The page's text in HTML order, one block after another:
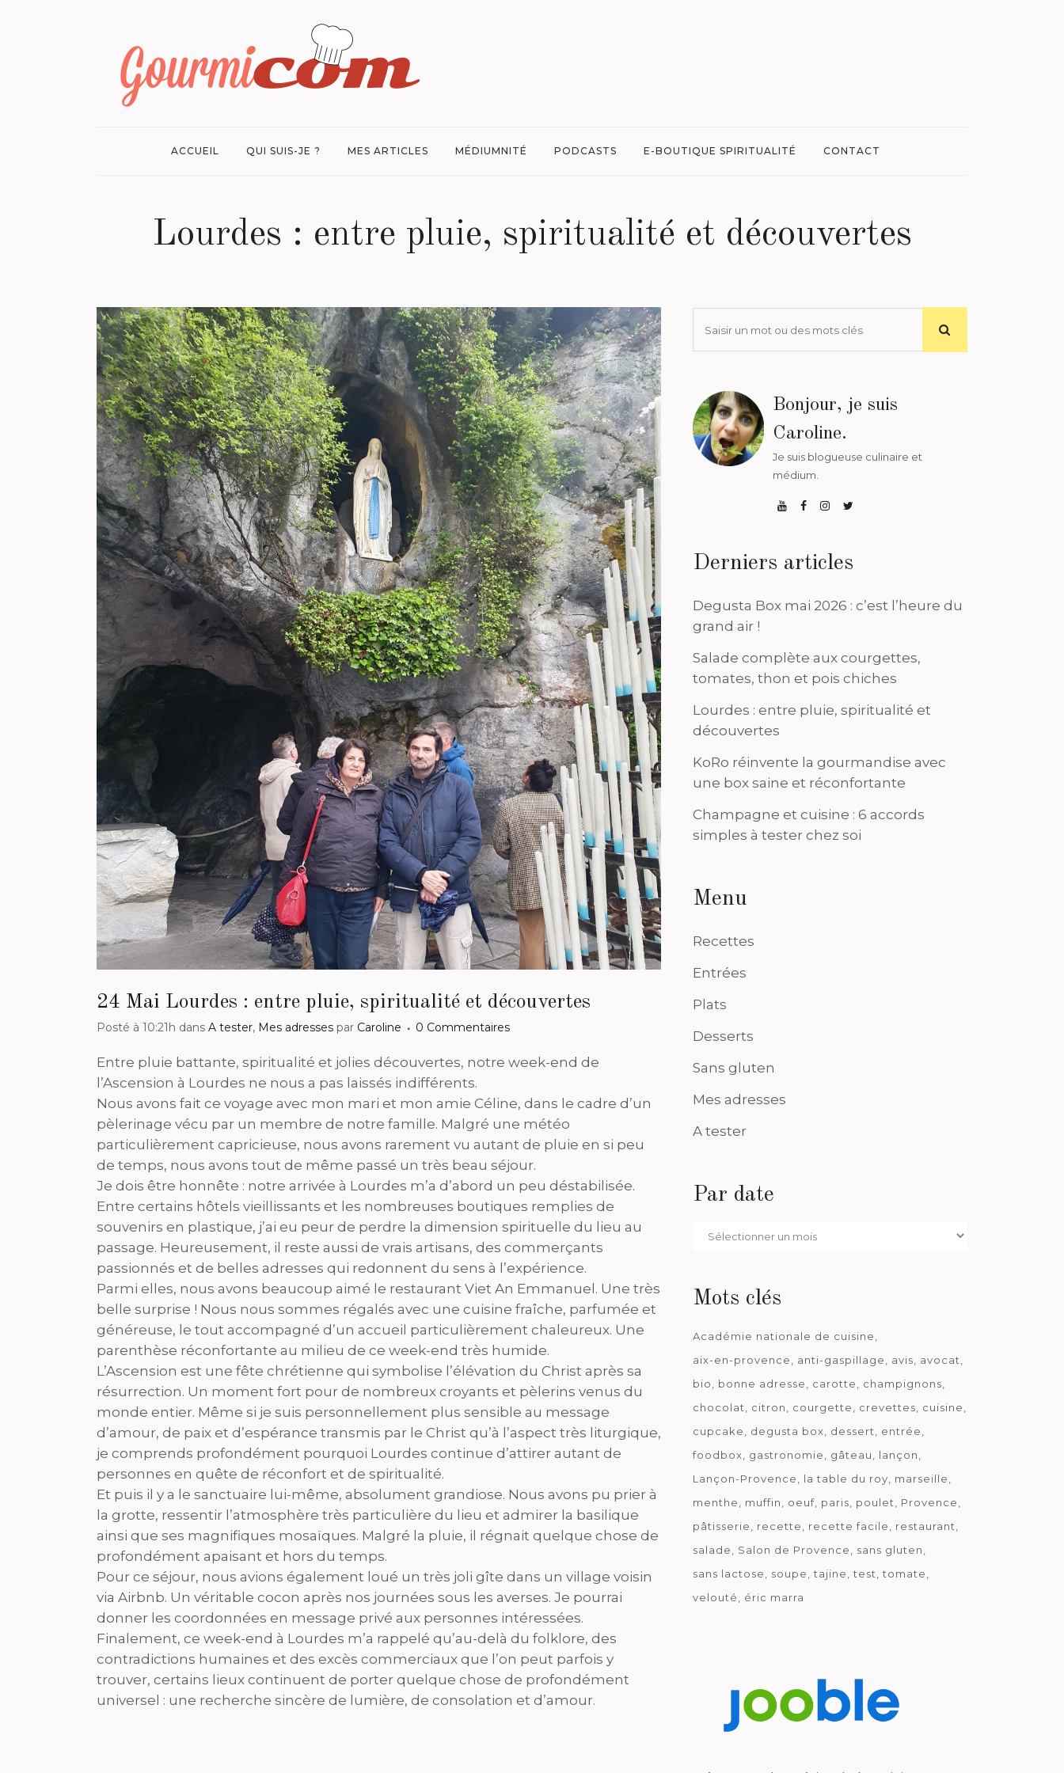
ACCUEIL QUI SUIS-JE ? MES ARTICLES MÉDIUMNITÉ PODCASTS E-BOUTIQUE SPIRITUALITÉ CONTACT
Lourdes : entre pluie, spiritualité et découvertes
24 Mai Lourdes : entre pluie, spiritualité et découvertes
Posté à 10:21h dans A tester, Mes adresses par Caroline 0 Commentaires
Entre pluie battante, spiritualité et jolies découvertes, notre week-end de
l’Ascension à Lourdes ne nous a pas laissés indifférents.
Nous avons fait ce voyage avec mon mari et mon amie Céline, dans le cadre d’un
pèlerinage vécu par un membre de notre famille. Malgré une météo
particulièrement capricieuse, nous avons rarement vu autant de pluie en si peu
de temps, nous avons tout de même passé un très beau séjour.
Je dois être honnête : notre arrivée à Lourdes m’a d’abord un peu déstabilisée.
Entre certains hôtels vieillissants et les nombreuses boutiques remplies de
souvenirs en plastique, j’ai eu peur de perdre la dimension spirituelle du lieu au
passage. Heureusement, il reste aussi de vrais artisans, des commerçants
passionnés et de belles adresses qui redonnent du sens à l’expérience.
Parmi elles, nous avons beaucoup aimé le restaurant Viet An Emmanuel. Une très
belle surprise ! Nous nous sommes régalés avec une cuisine fraîche, parfumée et
généreuse, le tout accompagné d’un accueil particulièrement chaleureux. Une
parenthèse réconfortante au milieu de ce week-end très humide.
L’Ascension est une fête chrétienne qui symbolise l’élévation du Christ après sa
résurrection. Un moment fort pour de nombreux croyants et pèlerins venus du
monde entier. Même si je suis personnellement plus sensible au message
d’amour, de paix et d’espérance transmis par le Christ qu’à l’aspect très liturgique,
je comprends profondément pourquoi Lourdes continue d’attirer autant de
personnes en quête de réconfort et de spiritualité.
Et puis il y a le sanctuaire lui-même, absolument grandiose. Nous avons pu prier à
la grotte, ressentir l’atmosphère très particulière du lieu et admirer la basilique
ainsi que ses magnifiques mosaïques. Malgré la pluie, il régnait quelque chose de
profondément apaisant et hors du temps.
Pour ce séjour, nous avions également loué un très joli gîte dans un village voisin
via Airbnb. Un véritable cocon après nos journées sous les averses. Je pourrai
donner les coordonnées en message privé aux personnes intéressées.
Finalement, ce week-end à Lourdes m’a rappelé qu’au-delà du folklore, des
contradictions humaines et des excès commerciaux que l’on peut parfois y
trouver, certains lieux continuent de porter quelque chose de profondément
universel : une recherche sincère de lumière, de consolation et d’amour.
Bonjour, je suis
Caroline.
Je suis blogueuse culinaire et
médium.
Derniers articles
Degusta Box mai 2026 : c’est l’heure du
grand air !
Salade complète aux courgettes,
tomates, thon et pois chiches
Lourdes : entre pluie, spiritualité et
découvertes
KoRo réinvente la gourmandise avec
une box saine et réconfortante
Champagne et cuisine : 6 accords
simples à tester chez soi
Menu
Recettes
Entrées
Plats
Desserts
Sans gluten
Mes adresses
A tester
Par date
Par
Mots clés
Académie nationale de cuisine
aix-en-provence
anti-gaspillage avis
avocat
bio
bonne adresse carotte
champignons
chocolat
citron courgette crevettes
cuisine
cupcake
degusta box dessert
entrée
foodbox
gastronomie gâteau
lançon
Lançon-Provence
la table du roy
marseille
menthe
muffin oeuf paris poulet
Provence
pâtisserie
recette recette facile
restaurant
salade
Salon de Provence
sans gluten
sans lactose
soupe tajine test
tomate
velouté
éric marra